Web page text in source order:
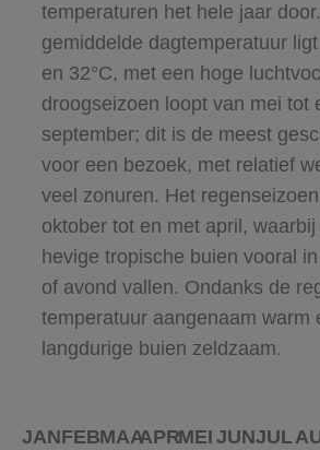
temperaturen het hele jaar
gemiddelde dagtemperatuur
en 32°C, met een hoge
droogseizoen loopt van mei tot
september; dit is de meest
voor een bezoek, met relatief
veel zonuren. Het
oktober tot en met april,
hevige tropische buien vooral
of avond vallen. Ondanks de
temperatuur aangenaam warm
langdurige buien zeldzaam.
JANFEBMAAAPRMEI JUNJUL